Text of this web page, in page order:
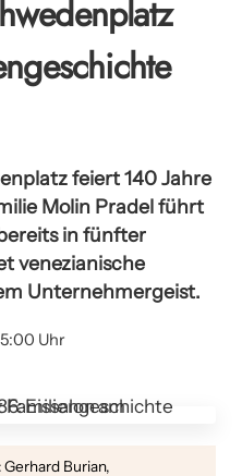
feiert 140 Jahre
Molin Pradel führt
in fünfter
venezianische
Unternehmergeist.
Uhr
Burian,